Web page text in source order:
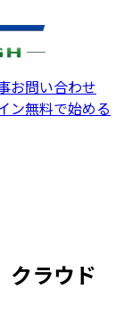
お問い合わせ
ン無料で始める
クラウド